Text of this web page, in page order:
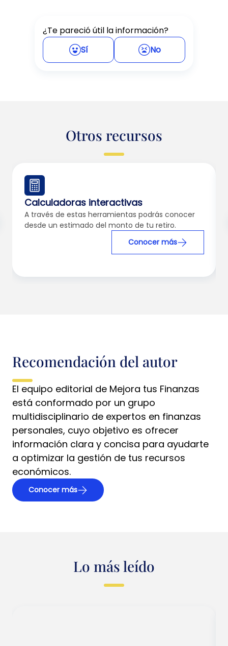
¿Te pareció útil la información?
Sí
No
Otros recursos
Calculadoras interactivas
A través de estas herramientas podrás conocer
desde un estimado del monto de tu retiro.
Conocer más
Recomendación del autor
El equipo editorial de Mejora tus Finanzas
está conformado por un grupo
multidisciplinario de expertos en finanzas
personales, cuyo objetivo es ofrecer
información clara y concisa para ayudarte
a optimizar la gestión de tus recursos
económicos.
Conocer más
Lo más leído